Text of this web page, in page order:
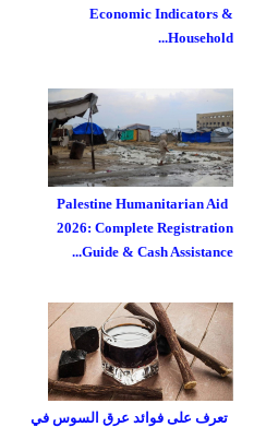
Economic Indicators &
Household...
Palestine Humanitarian Aid
2026: Complete Registration
Guide & Cash Assistance...
تعرف على فوائد عرق السوس في